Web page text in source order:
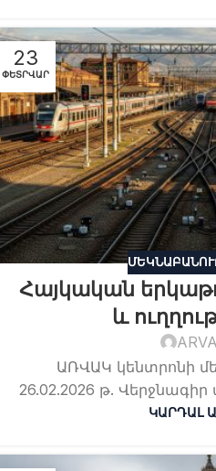
23
ՓԵՏՐՎԱՐ
Հայկական
և
ԱՌՎԱԿ կենտրոնի
26.02.2026 թ.
ԿԱՐԴԱԼ